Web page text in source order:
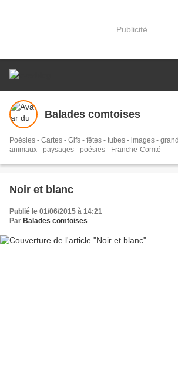
Publicité
Balades comtoises
Poésies - Cartes - Gifs - fêtes - tubes - images -
animaux - paysages - poésies - Franche-Comté
Noir et blanc
Publié le 01/06/2015 à 14:21
Par Balades comtoises